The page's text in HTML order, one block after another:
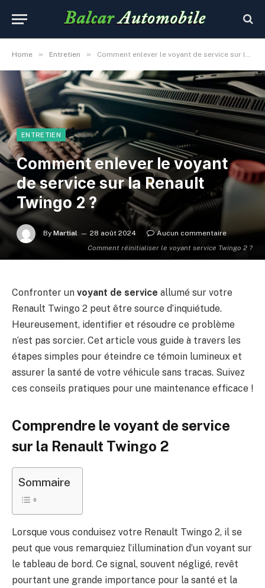
Home » Entretien » Comment enlever le voyant de service sur la Renault Twingo 2 ?
Comment réinitialiser le voyant service Twingo 2 ?
ENTRETIEN
Comment enlever le voyant
de service sur la Renault
Twingo 2 ?
By Martial 28 août 2024 Aucun commentaire
Confronter un voyant de service allumé sur votre
Renault Twingo 2 peut être source d’inquiétude.
Heureusement, identifier et résoudre ce problème
n’est pas sorcier. Cet article vous guide à travers les
étapes simples pour éteindre ce témoin lumineux et
assurer la santé de votre véhicule sans tracas. Suivez
ces conseils pratiques pour une maintenance efficace !
Comprendre le voyant de service
sur la Renault Twingo 2
Sommaire
Lorsque vous conduisez votre Renault Twingo 2, il se
peut que vous remarquiez l’illumination d’un voyant sur
le tableau de bord. Ce signal, souvent négligé, revêt
pourtant une grande importance pour la santé et la